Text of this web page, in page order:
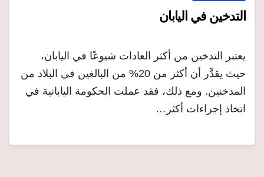
التدخين في اليابان
يعتبر التدخين من أكثر العادات شيوعًا في اليابان،
حيث يقدَّر أن أكثر من 20% من البالغين في البلاد من
المدخنين. ومع ذلك، فقد عملت الحكومة اليابانية في
اتخاذ إجراءات أكثر…